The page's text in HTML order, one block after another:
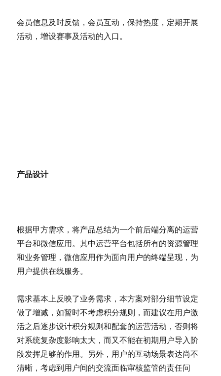
会员信息及时反馈，会员互动，保持热度，定期开展
活动，增设赛事及活动的入口。
产品设计
根据甲方需求，将产品总结为一个前后端分离的运营
平台和微信应用。其中运营平台包括所有的资源管理
和业务管理，微信应用作为面向用户的终端呈现，为
用户提供在线服务。
需求基本上反映了业务需求，本方案对部分细节设定
做了增减，如暂时不考虑积分规则，而建议在用户激
活之后逐步设计积分规则和配套的运营活动，否则将
对系统复杂度影响太大，而又不能在初期用户导入阶
段发挥足够的作用。另外，用户的互动场景表达尚不
清晰，考虑到用户间的交流面临审核监管的责任问